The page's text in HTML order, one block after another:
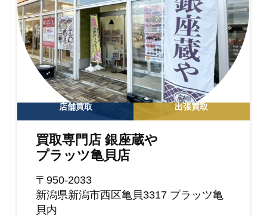
店舗買取 出張買取
買取専門店 銀座蔵や
プラッツ亀貝店
〒950-2033
新潟県新潟市西区亀貝3317 プラッツ亀
貝内